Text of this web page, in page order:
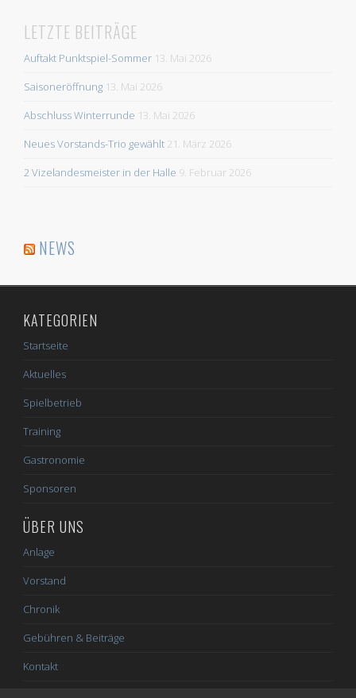
LETZTE BEITRÄGE
Auftakt Punktspiel-Sommer 13. Mai 2026
Saisoneröffnung 13. Mai 2026
Abschluss Winterrunde 13. Mai 2026
Neues Vorstands-Trio gewählt 21. März 2026
2 Vizelandesmeister in der Halle 9. Februar 2026
NEWS
KATEGORIEN
Startseite
Aktuelles
Spielbetrieb
Training
Gastronomie
Sponsoren
ÜBER UNS
Anlage
Vorstand
Chronik
Gebühren & Beiträge
Kontakt